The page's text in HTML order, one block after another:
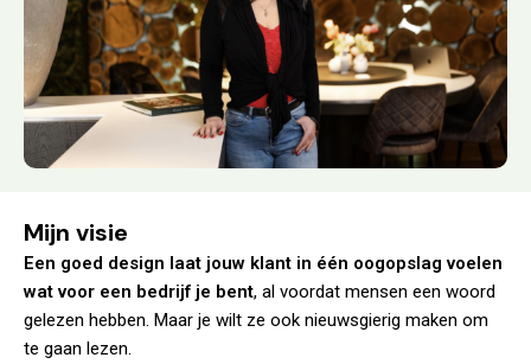
Mijn visie
Een goed design laat jouw klant in één oogopslag voelen
wat voor een bedrijf je bent, al voordat mensen een woord
gelezen hebben. Maar je wilt ze ook nieuwsgierig maken om
te gaan lezen.